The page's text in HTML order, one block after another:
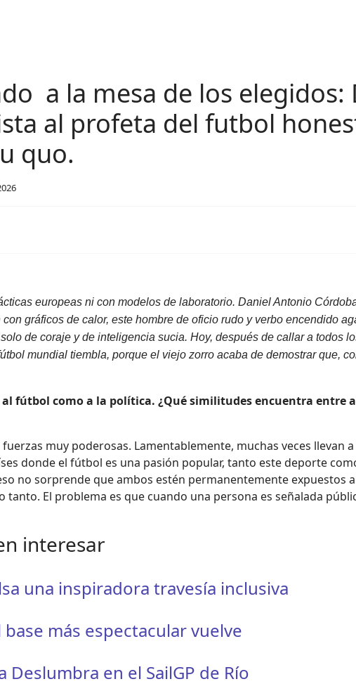
a la mesa de los elegidos:
al profeta del futbol
quo.
europeas ni con modelos de laboratorio. Daniel Antonio
con gráficos de calor, este hombre de oficio rudo y verbo encendido
de coraje y de inteligencia sucia. Hoy, después de callar a todos
mundial tiembla, porque el viejo zorro acaba de demostrar que,
fútbol como a la política. ¿Qué similitudes encuentra entre
muy poderosas. Lamentablemente, muchas veces llevan
donde el fútbol es una pasión popular, tanto este deporte
no sorprende que ambos estén permanentemente expuestos
El problema es que cuando una persona es señalada
interesar
una inspiradora travesía inclusiva
más espectacular vuelve
Deslumbra en el SailGP de Río